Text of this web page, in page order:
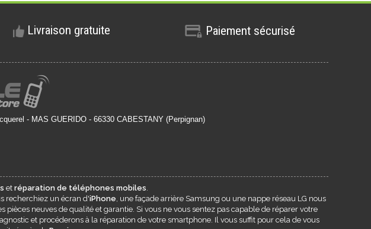
Livraison gratuite Paiement sécurisé
- MAS GUERIDO - 66330 CABESTANY (Perpignan)
et réparation de téléphones mobiles.
recherchiez un écran d'iPhone, une façade arrière Samsung ou une nappe réseau LG nous
neuves de qualité et garantie. Si vous ne vous sentez pas capable de réparer votre
et procéderons à la réparation de votre smartphone. Il vous suffit pour cela de vous